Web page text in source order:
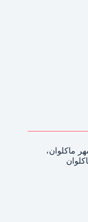
ماکلوان،